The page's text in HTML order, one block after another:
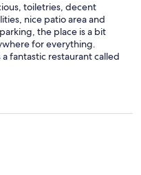
toiletries, decent
nice patio area and
the place is a bit
for everything.
fantastic restaurant called
will need a car to stay
stay to explore the area,